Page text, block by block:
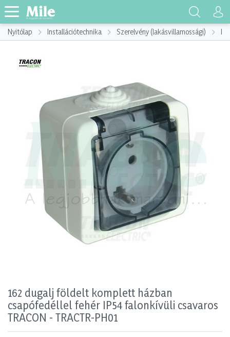
Nyitólap Installációtechnika Szerelvény (lakásvillamossági)
162 dugalj földelt komplett házban
csapófedéllel fehér IP54 falonkívüli csavaros
TRACON - TRACTR-PH01